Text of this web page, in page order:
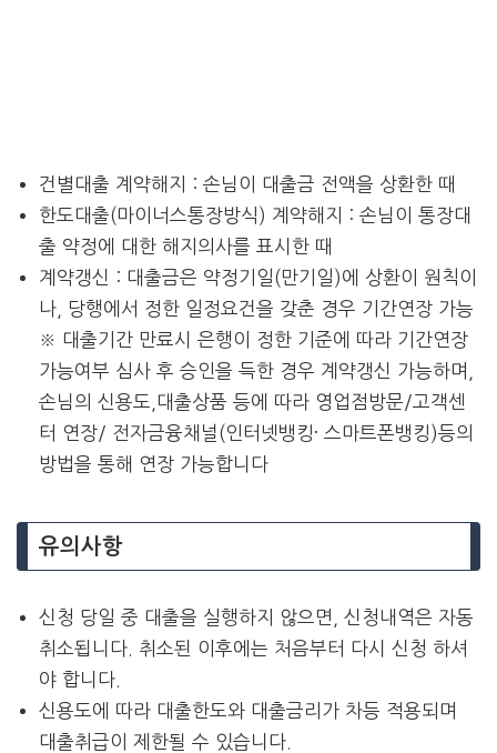
건별대출 계약해지 : 손님이 대출금 전액을 상환한 때
한도대출(마이너스통장방식) 계약해지 : 손님이 통장대
출 약정에 대한 해지의사를 표시한 때
계약갱신 : 대출금은 약정기일(만기일)에 상환이 원칙이
나, 당행에서 정한 일정요건을 갖춘 경우 기간연장 가능
※ 대출기간 만료시 은행이 정한 기준에 따라 기간연장
가능여부 심사 후 승인을 득한 경우 계약갱신 가능하며,
손님의 신용도,대출상품 등에 따라 영업점방문/고객센
터 연장/ 전자금융채널(인터넷뱅킹· 스마트폰뱅킹)등의
방법을 통해 연장 가능합니다
유의사항
신청 당일 중 대출을 실행하지 않으면, 신청내역은 자동
취소됩니다. 취소된 이후에는 처음부터 다시 신청 하셔
야 합니다.
신용도에 따라 대출한도와 대출금리가 차등 적용되며
대출취급이 제한될 수 있습니다.